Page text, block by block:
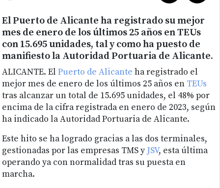
El Puerto de Alicante ha registrado su mejor
mes de enero de los últimos 25 años en TEUs
con 15.695 unidades, tal y como ha puesto de
manifiesto la Autoridad Portuaria de Alicante.
ALICANTE. ElPuerto de Alicante ha registrado el
mejor mes de enero de los últimos 25 años en TEUs
tras alcanzar un total de 15.695 unidades, el 48% por
encima de la cifra registrada en enero de 2023, según
ha indicado la Autoridad Portuaria de Alicante.
Este hito se ha logrado gracias a las dos terminales,
gestionadas por las empresas TMS y JSV, esta última
operando ya con normalidad tras su puesta en
marcha.